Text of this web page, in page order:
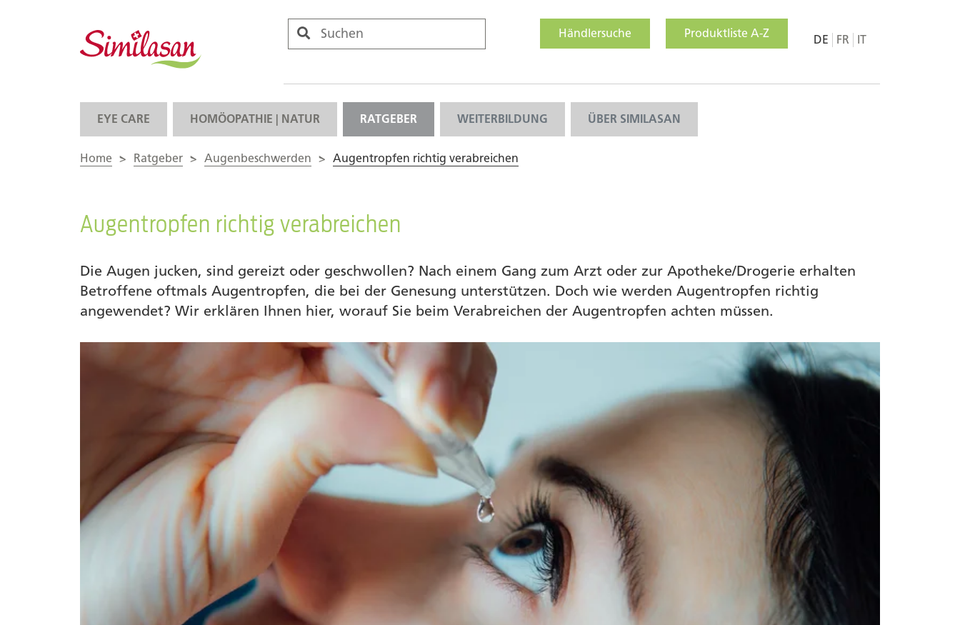
Händlersuche Produktliste A-Z DE FR IT
EYE CARE HOMÖOPATHIE | NATUR RATGEBER WEITERBILDUNG ÜBER SIMILASAN
Home > Ratgeber > Augenbeschwerden > Augentropfen richtig verabreichen
Augentropfen richtig verabreichen
Die Augen jucken, sind gereizt oder geschwollen? Nach einem Gang zum Arzt oder zur Apotheke/Drogerie erhalten
Betroffene oftmals Augentropfen, die bei der Genesung unterstützen. Doch wie werden Augentropfen richtig
angewendet? Wir erklären Ihnen hier, worauf Sie beim Verabreichen der Augentropfen achten müssen.